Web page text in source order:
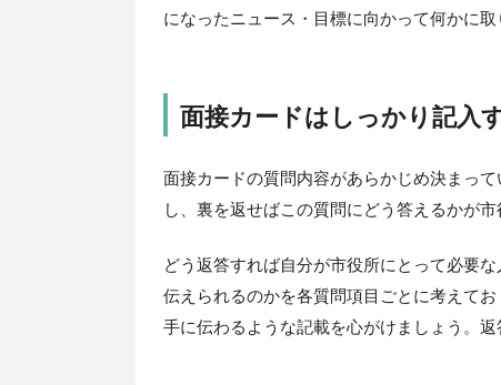
になったニュース・目標に向かって何かに
面接カードはしっかり記入
面接カードの質問内容があらかじめ決まっ
し、裏を返せばこの質問にどう答えるかが
どう返答すれば自分が市役所にとって必要
伝えられるのかを各質問項目ごとに考えて
手に伝わるような記載を心がけましょう。